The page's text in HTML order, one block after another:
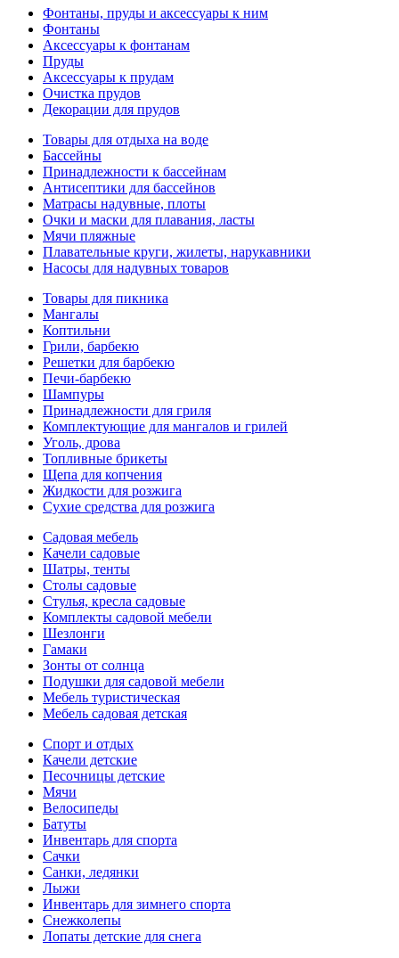
Фонтаны, пруды и аксессуары к ним
Фонтаны
Аксессуары к фонтанам
Пруды
Аксессуары к прудам
Очистка прудов
Декорации для прудов
Товары для отдыха на воде
Бассейны
Принадлежности к бассейнам
Антисептики для бассейнов
Матраcы надувные, плоты
Очки и маски для плавания, ласты
Мячи пляжные
Плавательные круги, жилеты, нарукавники
Насосы для надувных товаров
Товары для пикника
Мангалы
Коптильни
Грили, барбекю
Решетки для барбекю
Печи-барбекю
Шампуры
Принадлежности для гриля
Комплектующие для мангалов и грилей
Уголь, дрова
Топливные брикеты
Щепа для копчения
Жидкости для розжига
Сухие средства для розжига
Садовая мебель
Качели садовые
Шатры, тенты
Столы садовые
Стулья, кресла садовые
Комплекты садовой мебели
Шезлонги
Гамаки
Зонты от солнца
Подушки для садовой мебели
Мебель туристическая
Мебель садовая детская
Спорт и отдых
Качели детские
Песочницы детские
Мячи
Велосипеды
Батуты
Инвентарь для спорта
Сачки
Санки, ледянки
Лыжи
Инвентарь для зимнего спорта
Снежколепы
Лопаты детские для снега